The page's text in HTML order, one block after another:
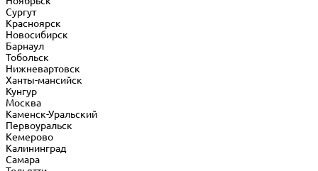
Сургут
Красноярск
Новосибирск
Барнаул
Тобольск
Нижневартовск
Ханты-мансийск
Кунгур
Москва
Каменск-Уральский
Первоуральск
Кемерово
Калининград
Самара